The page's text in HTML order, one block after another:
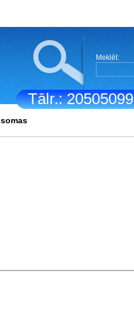
Tālr.: 20505099
Meklēt:
somas